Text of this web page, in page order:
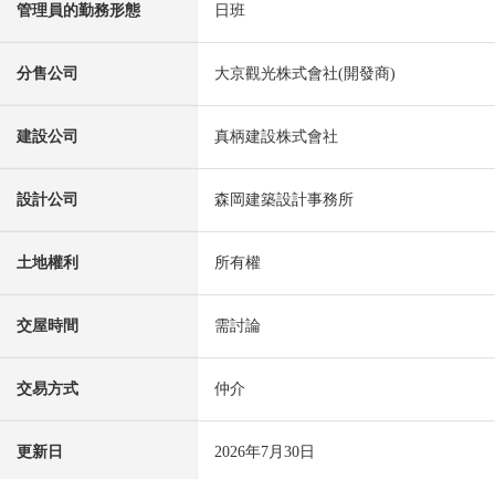
管理員的勤務形態 日班
分售公司 大京觀光株式會社(開發商)
建設公司 真柄建設株式會社
設計公司 森岡建築設計事務所
土地權利 所有權
交屋時間 需討論
交易方式 仲介
更新日 2026年7月30日